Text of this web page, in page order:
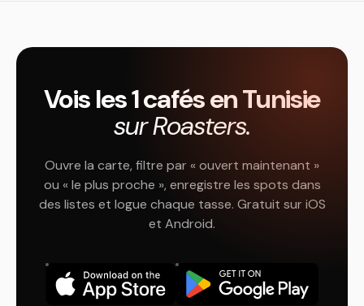
Vois les 1 cafés en Tunisie
sur Roasters.
Ouvre la carte, filtre par « ouvert maintenant »
ou « le plus proche », enregistre les spots dans
des listes et logue chaque tasse. Gratuit sur iOS
et Android.